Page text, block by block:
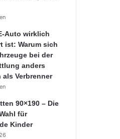
Auto wirklich
ist: Warum sich
bei der
anders
als Verbrenner
90×190 – Die
für
Kinder